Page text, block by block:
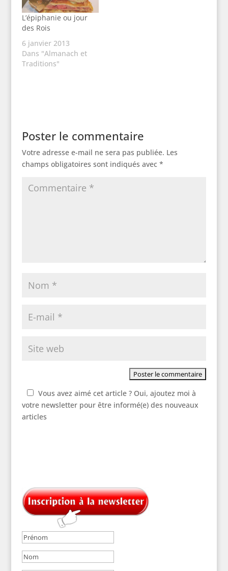
L’épiphanie ou jour
des Rois
6 janvier 2013
Dans "Almanach et
Traditions"
Poster le commentaire
Votre adresse e-mail ne sera pas publiée. Les
champs obligatoires sont indiqués avec *
Vous avez aimé cet article ? Oui, ajoutez moi à
votre newsletter pour être informé(e) des nouveaux
articles